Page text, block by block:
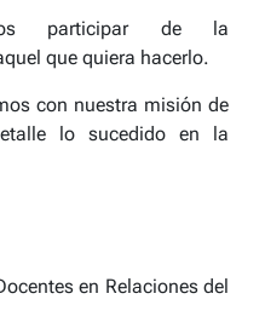
participar de la
que quiera hacerlo.
con nuestra misión de
lo sucedido en la
en Relaciones del